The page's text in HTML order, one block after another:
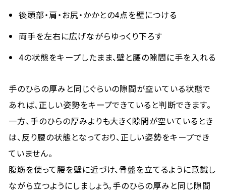
後頭部・肩・お尻・かかとの4点を壁につける
両手を左右に広げながらゆっくり下ろす
4の状態をキープしたまま、壁と腰の隙間に手を入れる
手のひらの厚みと同じぐらいの隙間が空いている状態で
あれば、正しい姿勢をキープできていると判断できます。
一方、手のひらの厚みよりも大きく隙間が空いているとき
は、反り腰の状態となっており、正しい姿勢をキープでき
ていません。
腹筋を使って腰を壁に近づけ、骨盤を立てるように意識し
ながら立つようにしましょう。手のひらの厚みと同じ隙間